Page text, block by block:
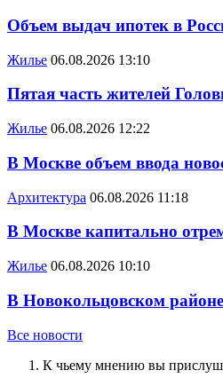
Объем выдач ипотек в
Жилье 06.08.2026 13:10
Пятая часть жителей
Жилье 06.08.2026 12:22
В Москве объем ввода
Архитектура 06.08.2026 11:18
В Москве капитально
Жилье 06.08.2026 10:10
В Новокольцовском
Все новости
К чьему мнению вы